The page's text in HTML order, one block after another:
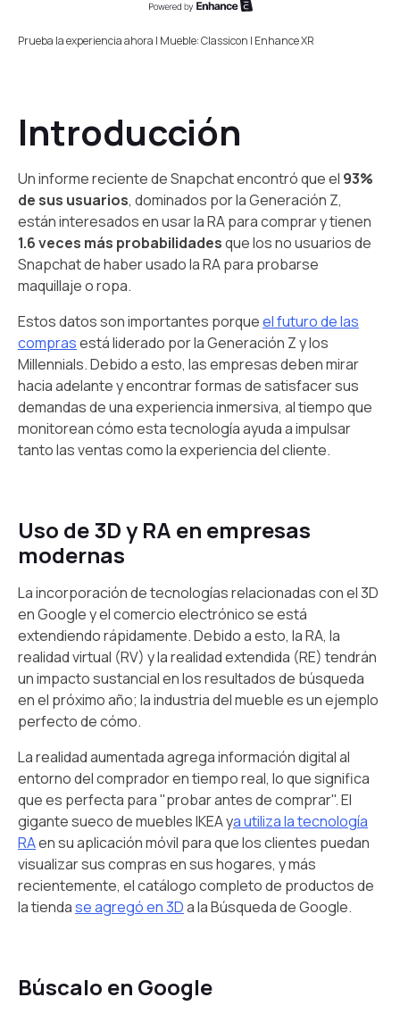
Prueba la experiencia ahora | Mueble: Classicon | Enhance XR
Introducción
Un informe reciente de Snapchat encontró que el 93%
de sus usuarios, dominados por la Generación Z,
están interesados en usar la RA para comprar y tienen
1.6 veces más probabilidadesque los no usuarios de
Snapchat de haber usado la RA para probarse
maquillaje o ropa.
Estos datos son importantes porqueel futuro de las
comprasestá liderado por la Generación Z y los
Millennials. Debido a esto, las empresas deben mirar
hacia adelante y encontrar formas de satisfacer sus
demandas de una experiencia inmersiva, al tiempo que
monitorean cómo esta tecnología ayuda a impulsar
tanto las ventas como la experiencia del cliente.
Uso de 3D y RA en empresas
modernas
La incorporación de tecnologías relacionadas con el 3D
en Google y el comercio electrónico se está
extendiendo rápidamente. Debido a esto, la RA, la
realidad virtual (RV) y la realidad extendida (RE) tendrán
un impacto sustancial en los resultados de búsqueda
en el próximo año; la industria del mueble es un ejemplo
perfecto de cómo.
La realidad aumentada agrega información digital al
entorno del comprador en tiempo real, lo que significa
que es perfecta para "probar antes de comprar". El
gigante sueco de muebles IKEA ya utiliza la tecnología
RAen su aplicación móvil para que los clientes puedan
visualizar sus compras en sus hogares, y más
recientemente, el catálogo completo de productos de
la tiendase agregó en 3Da la Búsqueda de Google.
Búscalo en Google